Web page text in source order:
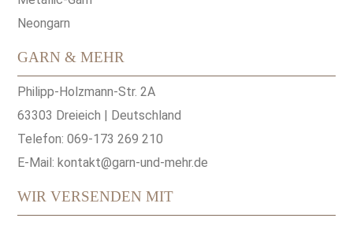
Neongarn
GARN & MEHR
Philipp-Holzmann-Str. 2A
63303 Dreieich | Deutschland
Telefon: 069-173 269 210
E-Mail:kontakt@garn-und-mehr.de
WIR VERSENDEN MIT